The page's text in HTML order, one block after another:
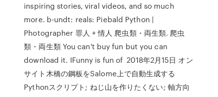
inspiring stories, viral videos, and so much
more. b-undt: reals: Piebald Python |
Photographer 罪人 + 情人 爬虫類・両生類. 爬虫
類・両生類 You can't buy fun but you can
download it. IFunny is fun of 2018年2月15日 オン
サイト木橋の鋼板をSalome上で自動生成する
Pythonスクリプト; ねじ山を作りたくない; 軸方向